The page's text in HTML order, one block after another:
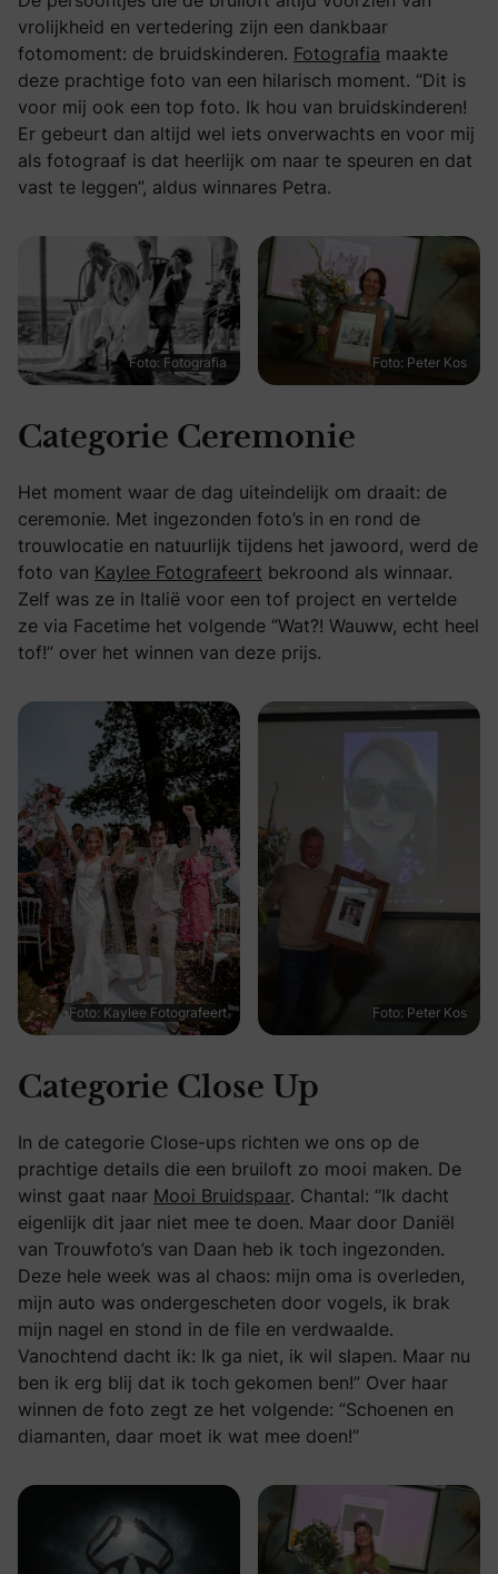
vrolijkheid en vertedering zijn een dankbaar
fotomoment: de bruidskinderen. Fotografia maakte
deze prachtige foto van een hilarisch moment. “Dit is
voor mij ook een top foto. Ik hou van bruidskinderen!
Er gebeurt dan altijd wel iets onverwachts en voor mij
als fotograaf is dat heerlijk om naar te speuren en dat
vast te leggen”, aldus winnares Petra.
Foto: Fotografia Foto: Peter Kos
Categorie Ceremonie
Het moment waar de dag uiteindelijk om draait: de
ceremonie. Met ingezonden foto’s in en rond de
trouwlocatie en natuurlijk tijdens het jawoord, werd de
foto van Kaylee Fotografeert bekroond als winnaar.
Zelf was ze in Italië voor een tof project en vertelde
ze via Facetime het volgende “Wat?! Wauww, echt heel
tof!” over het winnen van deze prijs.
Foto: Kaylee Fotografeert Foto: Peter Kos
Categorie Close Up
In de categorie Close-ups richten we ons op de
prachtige details die een bruiloft zo mooi maken. De
winst gaat naar Mooi Bruidspaar. Chantal: “Ik dacht
eigenlijk dit jaar niet mee te doen. Maar door Daniël
van Trouwfoto’s van Daan heb ik toch ingezonden.
Deze hele week was al chaos: mijn oma is overleden,
mijn auto was ondergescheten door vogels, ik brak
mijn nagel en stond in de file en verdwaalde.
Vanochtend dacht ik: Ik ga niet, ik wil slapen. Maar nu
ben ik erg blij dat ik toch gekomen ben!” Over haar
winnen de foto zegt ze het volgende: “Schoenen en
diamanten, daar moet ik wat mee doen!”